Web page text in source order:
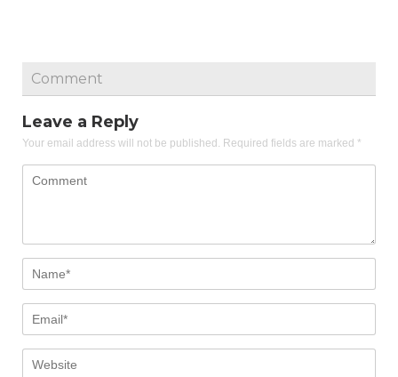
Comment
Leave a Reply
Your email address will not be published. Required fields are marked *